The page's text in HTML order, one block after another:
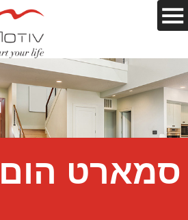
סמארט